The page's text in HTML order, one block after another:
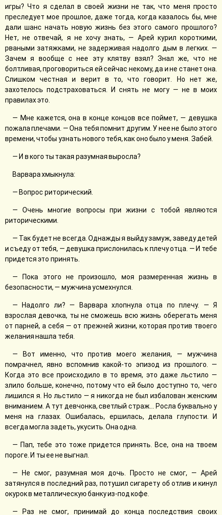
игры? Что я сделал в своей жизни не так, что меня просто
преследует мое прошлое, даже тогда, когда казалось бы, мне
дали шанс начать новую жизнь без этого самого прошлого?
Нет, не отвечай, я не хочу знать, — Арей курил короткими,
рваными затяжками, не задерживая надолго дым в легких. —
Зачем я вообще с нее эту клятву взял? Знал же, что не
болтливая, проговориться ей сейчас некому, да и не станет она.
Слишком честная и верит в то, что говорит. Но нет же,
захотелось подстраховаться. И снять не могу — не в моих
правилах это.
— Мне кажется, она в конце концов все поймет, — девушка
пожала плечами. — Она тебя помнит другим. У нее не было этого
времени, чтобы узнать нового тебя, как оно было у меня. Забей.
— И в кого ты такая разумная выросла?
Варвара хмыкнула:
— Вопрос риторический.
— Очень многие вопросы при жизни с тобой являются
риторическими.
— Так будет не всегда. Однажды я выйду замуж, заведу детей
и съеду от тебя, — девушка прислонилась к плечу отца. — И тебе
придется это принять.
— Пока этого не произошло, моя размеренная жизнь в
безопасности, — мужчина усмехнулся.
— Надолго ли? — Варвара хлопнула отца по плечу. — Я
взрослая девочка, ты не сможешь всю жизнь оберегать меня
от парней, а себя — от прежней жизни, которая против твоего
желания нашла тебя.
— Вот именно, что против моего желания, — мужчина
помрачнел, явно вспомнив какой-то эпизод из прошлого. —
Когда это все происходило в то время, это даже льстило —
злило больше, конечно, потому что ей было доступно то, чего
лишился я. Но льстило — я никогда не был избалован женским
вниманием. А тут девчонка, светлый страж... Росла буквально у
меня на глазах. Ошибалась, ершилась, делала глупости. И
всегда могла задеть, укусить. Она одна.
— Пап, тебе это тоже придется принять. Все, она на твоем
пороге. И ты ее не выгнал.
— Не смог, разумная моя дочь. Просто не смог, — Арей
затянулся в последний раз, потушил сигарету об отлив и кинул
окурок в металлическую банку из-под кофе.
— Раз не смог, принимай до конца последствия своих